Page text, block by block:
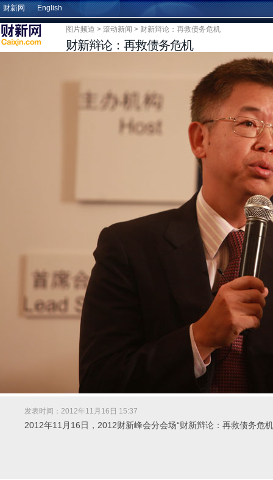
财新网 English
图片频道 > 滚动新闻 > 财新辩论：再救债务危机
财新辩论：再救债务危机
发表时间：2012年11月16日 15:37
2012年11月16日，2012财新峰会分会场“财新辩论：再救债务危